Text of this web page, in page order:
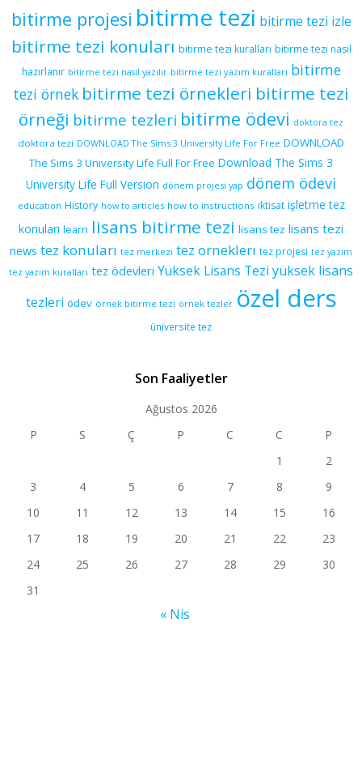
bitirme projesi bitirme tezi bitirme tezi izle
bitirme tezi konuları bitirme tezi kuralları bitirme tezi nasıl
hazırlanır bitirme tezi nasıl yazılır bitirme tezi yazım kuralları bitirme
tezi örnek bitirme tezi örnekleri bitirme tezi
örneği bitirme tezleri bitirme ödevi doktora tez
doktora tezi DOWNLOAD The Sims 3 University Life For Free DOWNLOAD
The Sims 3 University Life Full For Free Download The Sims 3
University Life Full Version dönem projesi yap dönem ödevi
education History how to articles how to instructions iktisat işletme tez
konuları learn lisans bitirme tezi lisans tez lisans tezi
news tez konuları tez merkezi tez orneklerı tez projesi tez yazım
tez yazım kuralları tez ödevleri Yüksek Lisans Tezi yüksek lisans
tezleri ödev örnek bitirme tezi örnek tezler özel ders
üniversite tez
Son Faaliyetler
Ağustos 2026
P
S Ç P C C
P
1
2
3
4 5 6 7 8
9
10
11 12 13 14 15
16
17
18 19 20 21 22
23
24
25 26 27 28 29
30
31
« Nis